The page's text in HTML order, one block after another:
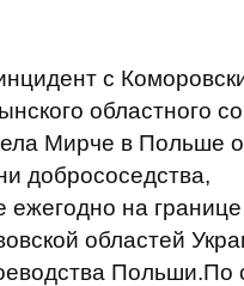
с
областного
Мирче в Польше
добрососедства,
ежегодно на границе
областей
Польши.По